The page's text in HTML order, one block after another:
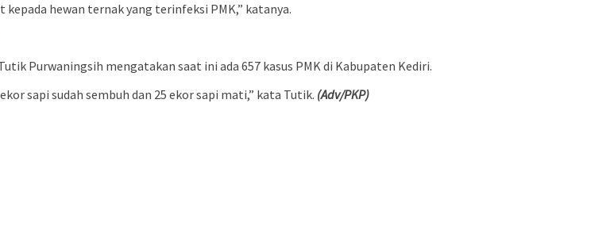
hewan ternak yang terinfeksi PMK,” katanya.
Purwaningsih mengatakan saat ini ada 657 kasus PMK di Kabupaten Kediri.
sapi sudah sembuh dan 25 ekor sapi mati,” kata Tutik. (Adv/PKP)